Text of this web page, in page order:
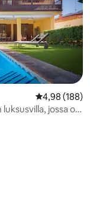
4,98 (188)
jossa on